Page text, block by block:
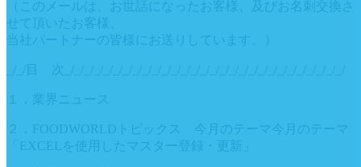
（このメールは、お世話になったお客様、及びお名刺交換さ
せて頂いたお客様、
当社パートナーの皆様にお送りしています。）
_/_/目 次_/_/_/_/_/_/_/_/_/_/_/_/_/_/_/_/_/_/_/_/_/_/_/_/_/_/_/_/_/
１．業界ニュース
２．FOODWORLDトピックス 今月のテーマ今月のテーマ
「EXCELを使用したマスター登録・更新」